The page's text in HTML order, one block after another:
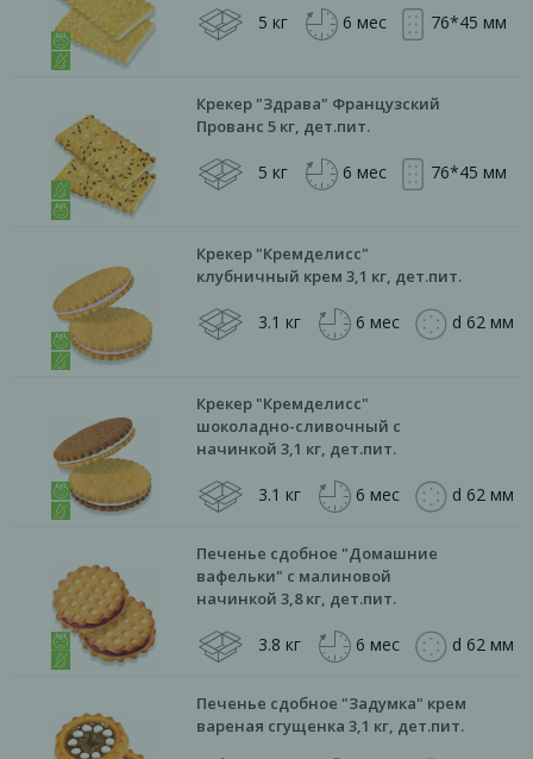
5 кг 6 мес 76*45 мм
Крекер "Здрава" Французский
Прованс 5 кг, дет.пит.
5 кг 6 мес 76*45 мм
Крекер "Кремделисс"
клубничный крем 3,1 кг, дет.пит.
3.1 кг 6 мес d 62 мм
Крекер "Кремделисс"
шоколадно-сливочный с
начинкой 3,1 кг, дет.пит.
3.1 кг 6 мес d 62 мм
Печенье сдобное "Домашние
вафельки" с малиновой
начинкой 3,8 кг, дет.пит.
3.8 кг 6 мес d 62 мм
Печенье сдобное "Задумка" крем
вареная сгущенка 3,1 кг, дет.пит.